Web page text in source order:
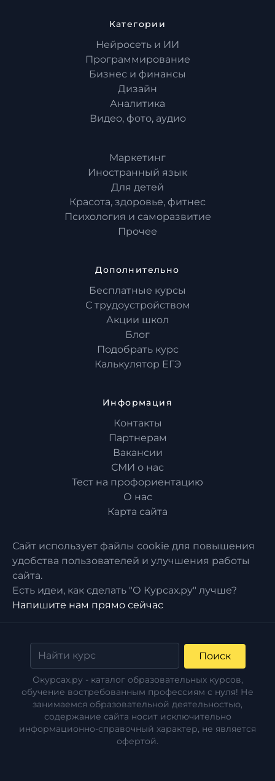
Категории
Нейросеть и ИИ
Программирование
Бизнес и финансы
Дизайн
Аналитика
Видео, фото, аудио
Маркетинг
Иностранный язык
Для детей
Красота, здоровье, фитнес
Психология и саморазвитие
Прочее
Дополнительно
Бесплатные курсы
С трудоустройством
Акции школ
Блог
Подобрать курс
Калькулятор ЕГЭ
Информация
Контакты
Партнерам
Вакансии
СМИ о нас
Тест на профориентацию
О нас
Карта сайта
Сайт использует файлы cookie для повышения
удобства пользователей и улучшения работы
сайта.
Есть идеи, как сделать "О Курсах.ру" лучше?
Напишите нам прямо сейчас
Поиск
Окурсах.ру - каталог образовательных курсов,
обучение востребованным профессиям с нуля! Не
занимаемся образовательной деятельностью,
содержание сайта носит исключительно
информационно-справочный характер, не является
офертой.